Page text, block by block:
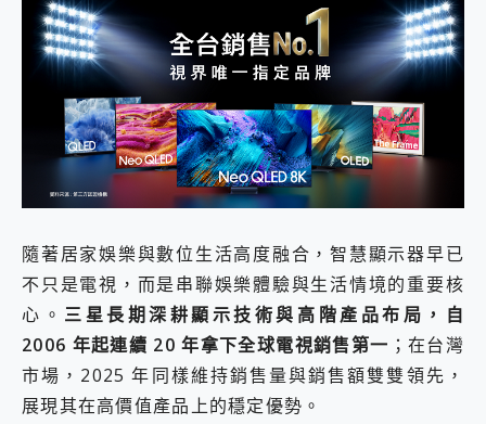
超驚艷 讓人一眼就愛上 LENOVO 聯想 Yoga Book 9 14吋 AI輕薄筆電 開箱 評測
美到讓人超想擁有 moto pad 60 系列 與 Moto | Swarovski razr 60 冰藍限定版本 開箱 評測
好用的 EaseUS Partition Master 讓您輕鬆的移除與格式化有防寫保護的隨身碟或SD卡
小朋友才做選擇 投影機 RGB藍牙音響 氛圍情境燈 我通通都要！ Starfish 2 幻彩膠囊投影機｜結合「 智慧投影 & 煥彩流動 」的沈浸式生活新體驗
外型超吸晴~ 給您絕佳操控體驗 GravaStar Mercury K1 系列 異星機械鍵盤與 Mercury X 系列 輕量無線電競滑鼠 開箱 評測
開箱~變身「蜘蛛人」椅子軍師！MSI MPG 491CQP QD-OLED 超寬曲面電競螢幕，多工辦公、爽度滿滿的終極桌面體驗
iPhone 17 系列 有認證的防護來囉！ imos 首家導入 UL MCV 行銷宣告驗證的手機配件品牌
小巧好吸不擋鏡頭 有Qi2認證的 ONPRO MagReact MXs2 5000mAh薄型磁吸無線急速行動電源 開箱 評測
會走動的冷暖氣 SONY REON POCKET PRO 穿戴式智慧冷暖調溫裝置 開箱 評測
寶可夢飛人外掛iToolab AnyGo全新升級，GO Fest 五折優惠嗨翻天！支援 iOS/Android！
百倍變焦實測~ vivo X200 Pro 與 S25 Ultra 誰能滿足全場景拍攝需求？
超好用的 PLAUD NotePin AI 智慧錄音膠囊~ 您的AI 秘書已上線 每月免費送你 300分鐘轉寫
COMPUTEX 2025 來囉！AGI亞奇雷 AI・Gaming・創作儲存方案登場，趕快來AGI亞奇雷挑戰任務抽 PS5！
自帶線的 有線無線都能充 ONPRO MagReact M5 10000mAh 5合1 磁吸無線急速行動電源 開箱 評測
飛利浦 JS7310 ⚡【電急便｜行動儲能救車電源】 可靠的旅行夥伴！帶給您優異的安全性與強大供電效能
隨著居家娛樂與數位生活高度融合，智慧顯示器早已
不只是電視，而是串聯娛樂體驗與生活情境的重要核
心。 三星長期深耕顯示技術與高階產品布局，自
2006 年起連續 20 年拿下全球電視銷售第一 ；在台灣
市場，2025 年同樣維持銷售量與銷售額雙雙領先，
展現其在高價值產品上的穩定優勢。